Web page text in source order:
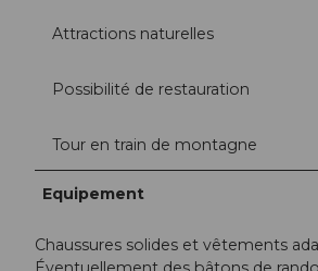
Attractions naturelles
Possibilité de restauration
Tour en train de montagne
Equipement
Chaussures solides et vêtements